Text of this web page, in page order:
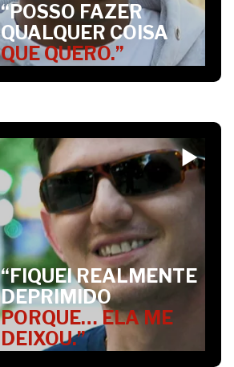
“POSSO FAZER
QUALQUER COISA
QUE QUERO.”
“FIQUEI REALMENTE
DEPRIMIDO
PORQUE… ELA ME
DEIXOU.”